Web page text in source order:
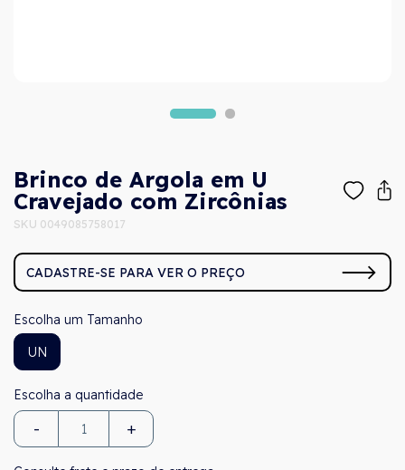
Brinco de Argola em U
Cravejado com Zircônias
SKU 0049085758017
CADASTRE-SE PARA VER O PREÇO
Tamanho
UN
- +